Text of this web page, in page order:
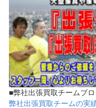
■弊社出張買取チームブ
弊社出張買取チームの実